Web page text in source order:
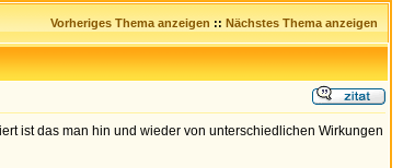
Vorheriges Thema anzeigen :: Nächstes Thema anzeigen
ist das man hin und wieder von unterschiedlichen Wirkungen